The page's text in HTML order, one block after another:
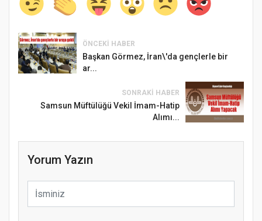
ÖNCEKI HABER
Başkan Görmez, İran\'da gençlerle bir
ar...
SONRAKI HABER
Samsun Müftülüğü Vekil İmam-Hatip
Alımı...
Yorum Yazın
Samsun Atakum’da Ayasofya Camii
Etkinliği